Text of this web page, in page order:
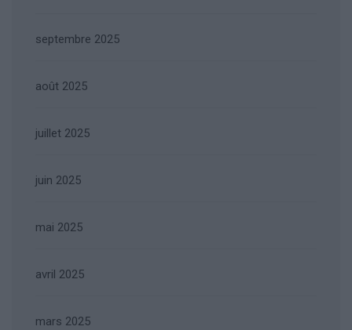
septembre 2025
août 2025
juillet 2025
juin 2025
mai 2025
avril 2025
mars 2025